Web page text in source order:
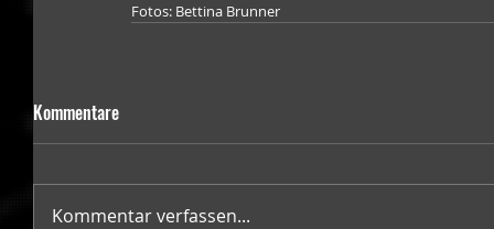
Fotos: Bettina Brunner
Kommentare
Kommentar verfassen...